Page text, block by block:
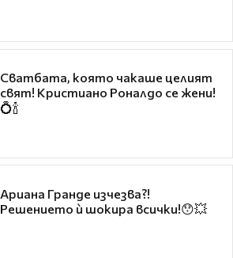
Сватбата, която чакаше целият
свят! Кристиано Роналдо се жени!
💍🍾
Ариана Гранде изчезва?!
Решението ѝ шокира всички!😯💥